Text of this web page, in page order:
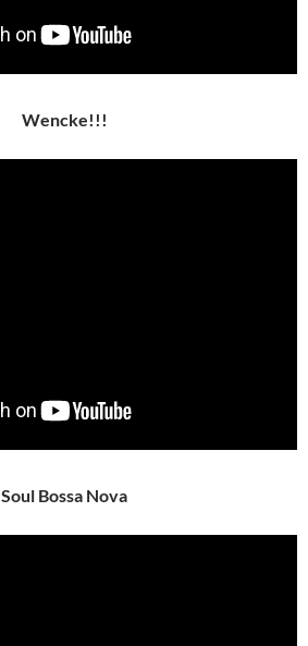
Wencke!!!
Soul Bossa Nova